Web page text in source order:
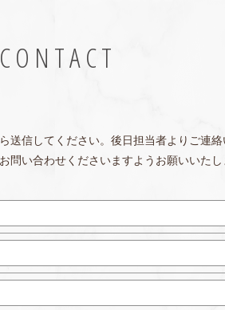
CONTACT
送信してください。後日担当者よりご連絡
問い合わせくださいますようお願いいたし